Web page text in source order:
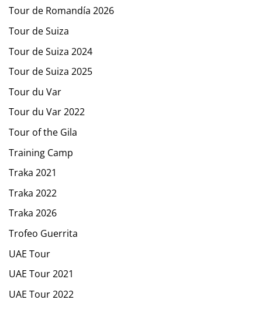
Tour de Romandía 2026
Tour de Suiza
Tour de Suiza 2024
Tour de Suiza 2025
Tour du Var
Tour du Var 2022
Tour of the Gila
Training Camp
Traka 2021
Traka 2022
Traka 2026
Trofeo Guerrita
UAE Tour
UAE Tour 2021
UAE Tour 2022